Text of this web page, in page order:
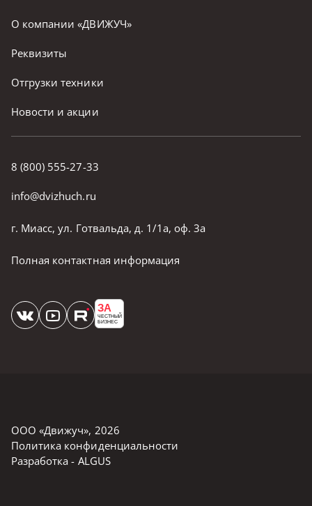
8 (800) 555-27-33
info@dvizhuch.ru
г. Миасс, ул. Готвальда, д. 1/1а, оф. 3а
Полная контактная информация
ЗА
ЧЕСТНЫЙ
БИЗНЕС
О компании «ДВИЖУЧ»
Реквизиты
Отгрузки техники
Новости и акции
ООО «Движуч», 2026
Политика конфиденциальности
Разработка - ALGUS